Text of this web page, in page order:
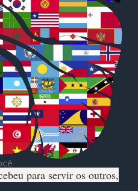
para servir os outros,